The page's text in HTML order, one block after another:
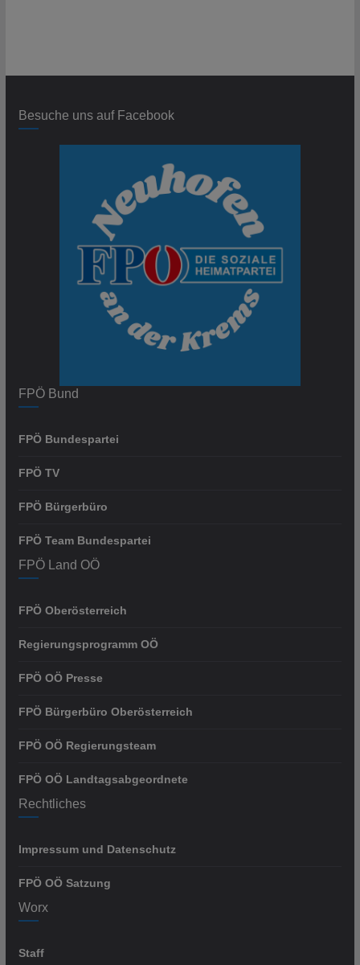
Besuche uns auf Facebook
FPÖ Bund
FPÖ Bundespartei
FPÖ TV
FPÖ Bürgerbüro
FPÖ Team Bundespartei
FPÖ Land OÖ
FPÖ Oberösterreich
Regierungsprogramm OÖ
FPÖ OÖ Presse
FPÖ Bürgerbüro Oberösterreich
FPÖ OÖ Regierungsteam
FPÖ OÖ Landtagsabgeordnete
Rechtliches
Impressum und Datenschutz
FPÖ OÖ Satzung
Worx
Staff